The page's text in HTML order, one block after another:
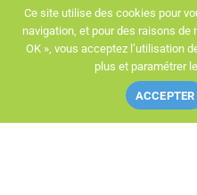
Ce site utilise des cookies pour
navigation, et pour des raisons de
OK », vous acceptez l’utilisation
plus et paramétrer
ACCEPTER